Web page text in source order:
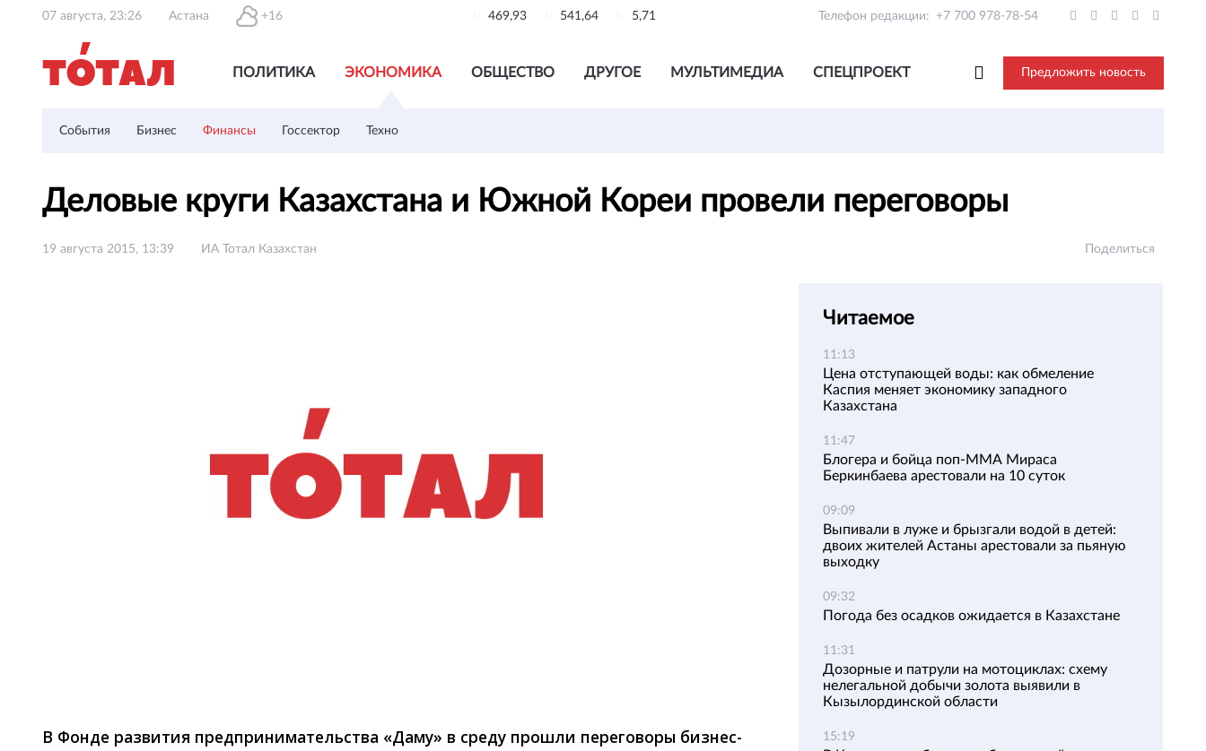
07 августа, 23:26 Астана +16 469,93 541,64 5,71 Телефон редакции: +7 700 978-78-54
ПОЛИТИКА ЭКОНОМИКА ОБЩЕСТВО ДРУГОЕ МУЛЬТИМЕДИА СПЕЦПРОЕКТ Предложить новость
События Бизнес Финансы Госсектор Техно
Деловые круги Казахстана и Южной Кореи провели переговоры
19 августа 2015, 13:39 ИА Тотал Казахстан Поделиться
В Фонде развития предпринимательства «Даму» в среду прошли переговоры бизнес-
Читаемое
11:13
Цена отступающей воды: как обмеление
Каспия меняет экономику западного
Казахстана
11:47
Блогера и бойца поп-ММА Мираса
Беркинбаева арестовали на 10 суток
09:09
Выпивали в луже и брызгали водой в детей:
двоих жителей Астаны арестовали за пьяную
выходку
09:32
Погода без осадков ожидается в Казахстане
11:31
Дозорные и патрули на мотоциклах: схему
нелегальной добычи золота выявили в
Кызылординской области
15:19